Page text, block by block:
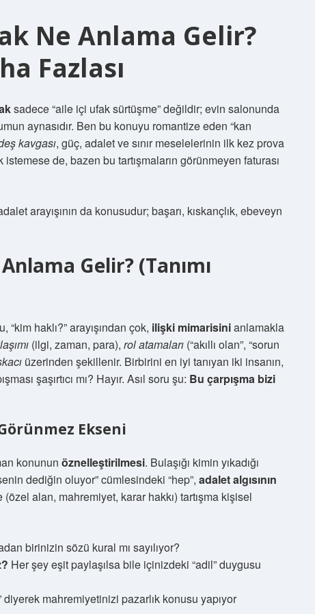
Ne Anlama Gelir?
Fazlası
sadece “aile içi ufak sürtüşme” değildir; evin salonunda
aynasıdır. Ben bu konuyu romantize eden “kan
kavgası, güç, adalet ve sınır meselelerinin ilk kez prova
de, bazen bu tartışmaların görünmeyen faturası
arayışının da konusudur; başarı, kıskançlık, ebeveyn
Gelir? (Tanımı
“kim haklı?” arayışından çok, ilişki mimarisinianlamakla
(ilgi, zaman, para), rol atamaları (“akıllı olan”, “sorun
üzerinden şekillenir. Birbirini en iyi tanıyan iki insanın,
şaşırtıcı mı? Hayır. Asıl soru şu: Bu çarpışma bizi
Ekseni
konunun öznelleştirilmesi. Bulaşığı kimin yıkadığı
dediğin oluyor” cümlesindeki “hep”, adalet algısının
(özel alan, mahremiyet, karar hakkı) tartışma kişisel
birinizin sözü kural mı sayılıyor?
Her şey eşit paylaşılsa bile içinizdeki “adil” duygusu
diyerek mahremiyetinizi pazarlık konusu yapıyor